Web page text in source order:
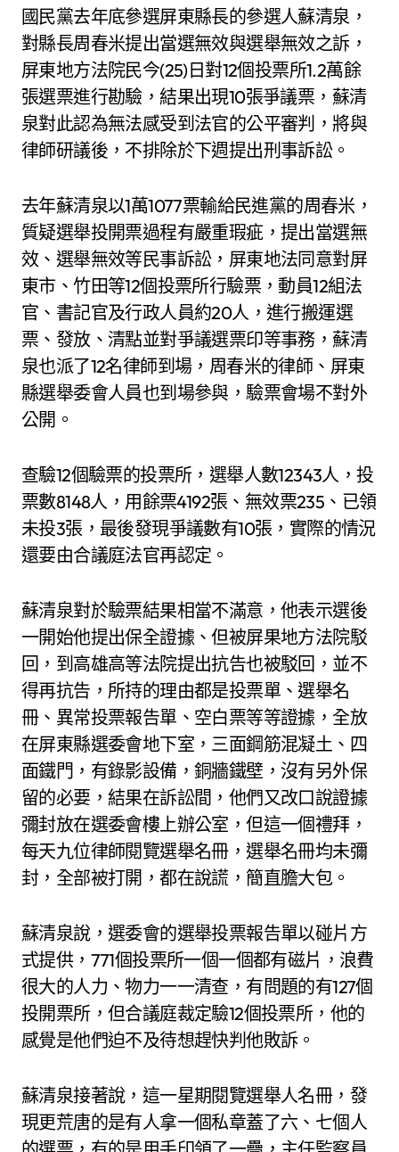
國民黨去年底參選屏東縣長的參選人蘇清泉，
對縣長周春米提出當選無效與選舉無效之訴，
屏東地方法院民今(25)日對12個投票所1.2萬餘
張選票進行勘驗，結果出現10張爭議票，蘇清
泉對此認為無法感受到法官的公平審判，將與
律師研議後，不排除於下週提出刑事訴訟。
去年蘇清泉以1萬1077票輸給民進黨的周春米，
質疑選舉投開票過程有嚴重瑕疵，提出當選無
效、選舉無效等民事訴訟，屏東地法同意對屏
東市、竹田等12個投票所行驗票，動員12組法
官、書記官及行政人員約20人，進行搬運選
票、發放、清點並對爭議選票印等事務，蘇清
泉也派了12名律師到場，周春米的律師、屏東
縣選舉委會人員也到場參與，驗票會場不對外
公開。
查驗12個驗票的投票所，選舉人數12343人，投
票數8148人，用餘票4192張、無效票235、已領
未投3張，最後發現爭議數有10張，實際的情況
還要由合議庭法官再認定。
蘇清泉對於驗票結果相當不滿意，他表示選後
一開始他提出保全證據、但被屏果地方法院駁
回，到高雄高等法院提出抗告也被駁回，並不
得再抗告，所持的理由都是投票單、選舉名
冊、異常投票報告單、空白票等等證據，全放
在屏東縣選委會地下室，三面鋼筋混凝土、四
面鐵門，有錄影設備，銅牆鐵壁，沒有另外保
留的必要，結果在訴訟間，他們又改口說證據
彌封放在選委會樓上辦公室，但這一個禮拜，
每天九位律師閱覽選舉名冊，選舉名冊均未彌
封，全部被打開，都在說謊，簡直膽大包。
蘇清泉說，選委會的選舉投票報告單以碰片方
式提供，771個投票所一個一個都有磁片，浪費
很大的人力、物力一一清查，有問題的有127個
投開票所，但合議庭裁定驗12個投票所，他的
感覺是他們迫不及待想趕快判他敗訴。
蘇清泉接著說，這一星期閱覽選舉人名冊，發
現更荒唐的是有人拿一個私章蓋了六、七個人